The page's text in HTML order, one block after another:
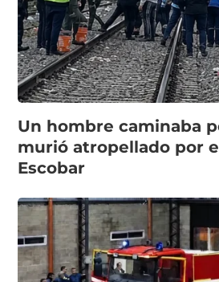
Un hombre caminaba
murió atropellado por
Escobar